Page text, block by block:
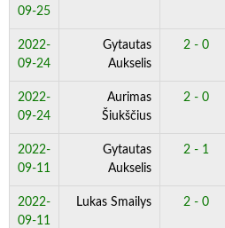
09-25
2022-
09-24
Gytautas
Aukselis
2 - 0
2022-
09-24
Aurimas
Šiukščius
2 - 0
2022-
09-11
Gytautas
Aukselis
2 - 1
2022-
09-11
Lukas Smailys 2 - 0